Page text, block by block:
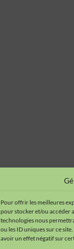
Pour offrir les meilleures
pour stocker et/ou accéder
technologies nous
ou les ID uniques sur ce
avoir un effet négatif sur